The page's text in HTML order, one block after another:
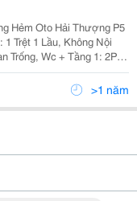
Hẻm Oto Hải Thượng P5
Trệt 1 Lầu, Không Nội
Trống, Wc + Tầng 1: 2Pn,
Kinh Doanh Cafe, Spa
Oto, Cách...
>1 năm